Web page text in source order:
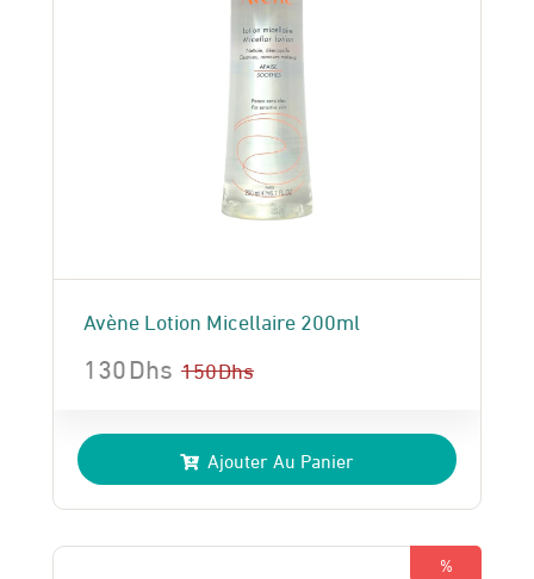
Avène Lotion Micellaire 200ml
150Dhs
prix
initial
était :
150 Dhs.
130Dhs
prix
actuel
est :
130 Dhs.
Ajouter Au Panier
%